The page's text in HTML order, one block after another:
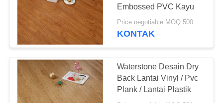
Embossed PVC Kayu
Price negotiable MOQ:500 meter persegi
KONTAK
Waterstone Desain Dry
Back Lantai Vinyl / Pvc
Plank / Lantai Plastik